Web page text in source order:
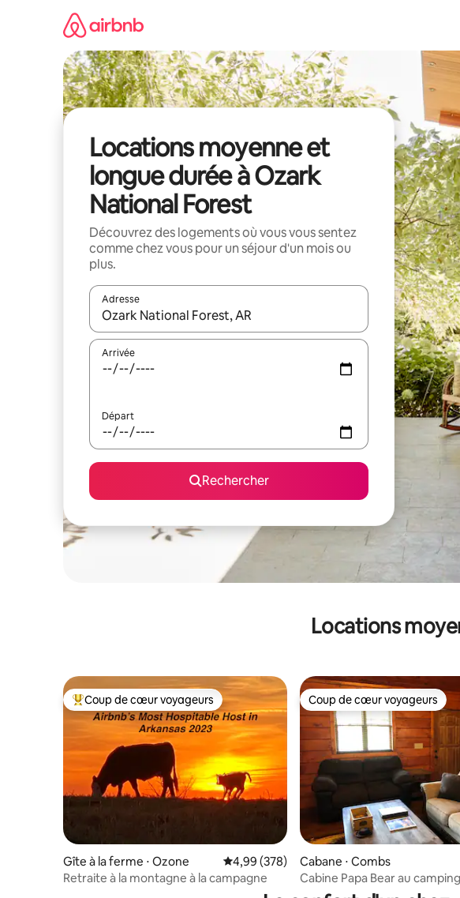
Locations moyenne et
longue durée à Ozark
National Forest
Découvrez des logements où vous vous sentez
comme chez vous pour un séjour d'un mois ou
plus.
Adresse
Lorsque les résultats s'affichent, utilisez les flèches vers le haut et
Arrivée
Départ
Rechercher
Locations
Coups de cœur voyageurs les plus appréciés
Coup de cœur voyageurs
Gîte à la ferme ⋅ Ozone Évaluation moyenne sur la base de 378
4,99 (378)
Retraite à la montagne à la campagne
Coup de cœur voyageurs
Coup de cœur voyageurs
Cabane ⋅ Combs
Cabine Papa Bear au